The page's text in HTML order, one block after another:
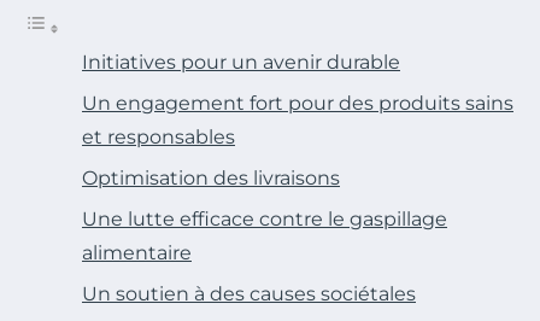
Initiatives pour un avenir durable
Un engagement fort pour des produits sains
et responsables
Optimisation des livraisons
Une lutte efficace contre le gaspillage
alimentaire
Un soutien à des causes sociétales